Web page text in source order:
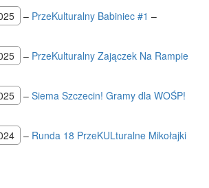
– PrzeKulturalny Babiniec #1 –
– PrzeKulturalny Zajączek Na Rampie
– Siema Szczecin! Gramy dla WOŚP!
– Runda 18 PrzeKULturalne Mikołajki